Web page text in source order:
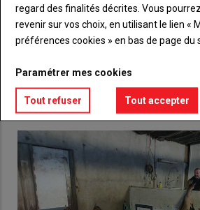
compte pour accéder à
Lien Créez un compte
VOUS AIMEREZ AUSSI
regard des finalités décrites. Vous
revenir sur vos choix, en utilisant le lien «
préférences cookies » en bas de page du
Paramétrer mes cookies
Tout refuser Tout accepter